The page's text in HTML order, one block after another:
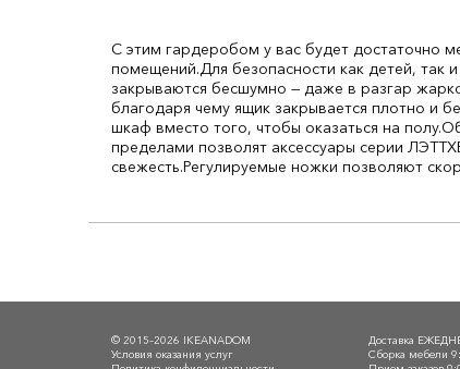
С этим гардеробом у вас будет достаточно
помещений.Для безопасности как детей,
закрываются бесшумно — даже в разгар
благодаря чему ящик закрывается плотно и
шкаф вместо того, чтобы оказаться на полу.
пределами позволят аксессуары серии
свежесть.Регулируемые ножки позволяют
© 2015–2026 IKEANADOM
Условия оказания услуг
Доставка
Сборка мебели